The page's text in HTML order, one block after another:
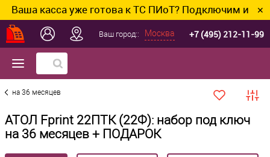
касса уже готова к ТС ПИоТ? Подключим и ✕
Ваш город:: Москва +7 (495) 212-11-99
на 36 месяцев
АТОЛ Fprint 22ПТК (22Ф): набор под ключ
на 36 месяцев + ПОДАРОК